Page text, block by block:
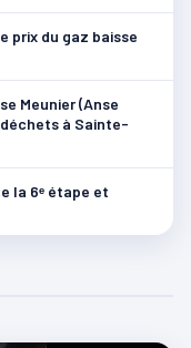
prix du gaz baisse
Meunier (Anse
à Sainte-
la 6ᵉ étape et